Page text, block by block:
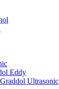
Eddy
Ultrasonic